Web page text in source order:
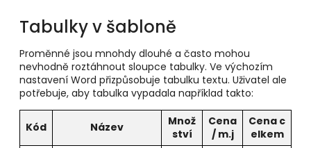
Tabulky v šabloně
Proměnné jsou mnohdy dlouhé a často mohou
nevhodně roztáhnout sloupce tabulky. Ve výchozím
nastavení Word přizpůsobuje tabulku textu. Uživatel ale
potřebuje, aby tabulka vypadala například takto:
Kód Název
Množ
ství
Cena
/ m.j
Cena c
elkem